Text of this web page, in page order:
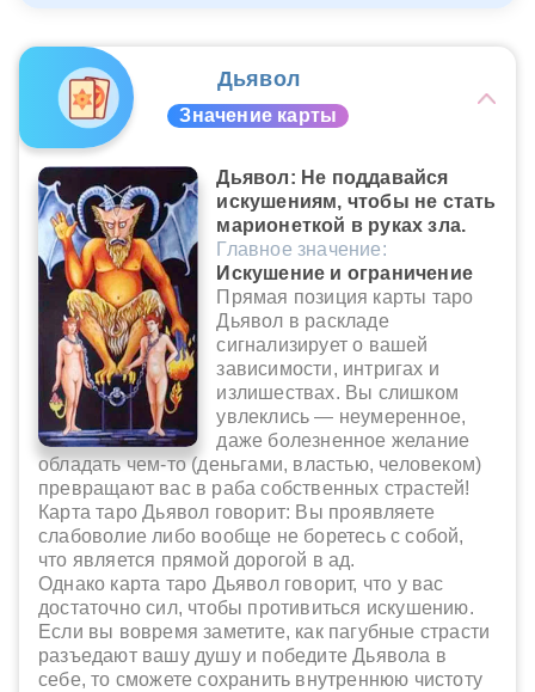
Дьявол
Значение карты
Дьявол: Не поддавайся
искушениям, чтобы не стать
марионеткой в руках зла.
Главное значение:
Искушение и ограничение
Прямая позиция карты таро
Дьявол в раскладе
сигнализирует о вашей
зависимости, интригах и
излишествах. Вы слишком
увлеклись — неумеренное,
даже болезненное желание
обладать чем-то (деньгами, властью, человеком)
превращают вас в раба собственных страстей!
Карта таро Дьявол говорит: Вы проявляете
слабоволие либо вообще не боретесь с собой,
что является прямой дорогой в ад.
Однако карта таро Дьявол говорит, что у вас
достаточно сил, чтобы противиться искушению.
Если вы вовремя заметите, как пагубные страсти
разъедают вашу душу и победите Дьявола в
себе, то сможете сохранить внутреннюю чистоту